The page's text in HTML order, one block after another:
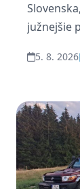
južnejšie
krajiny je
5. 8. 2026